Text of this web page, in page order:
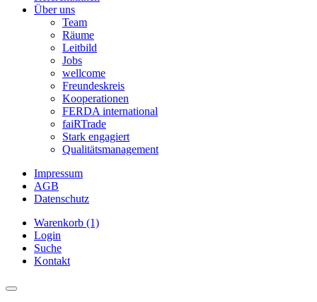
Über uns
Team
Räume
Leitbild
Jobs
wellcome
Freundeskreis
Kooperationen
FERDA international
faiRTrade
Stark engagiert
Qualitätsmanagement
Impressum
AGB
Datenschutz
Warenkorb (1)
Login
Suche
Kontakt